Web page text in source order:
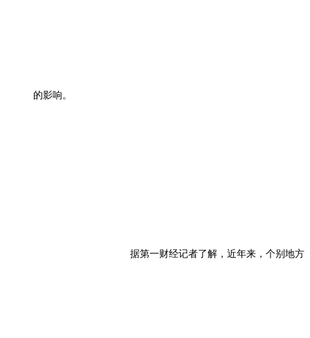
的影响。
据第一财经记者了解，近年来，个别地方